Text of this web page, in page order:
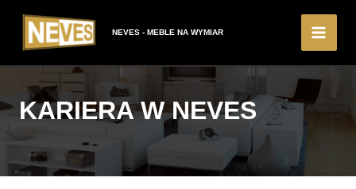
treści
NEVES - MEBLE NA WYMIAR
Main
KARIERA W NEVES